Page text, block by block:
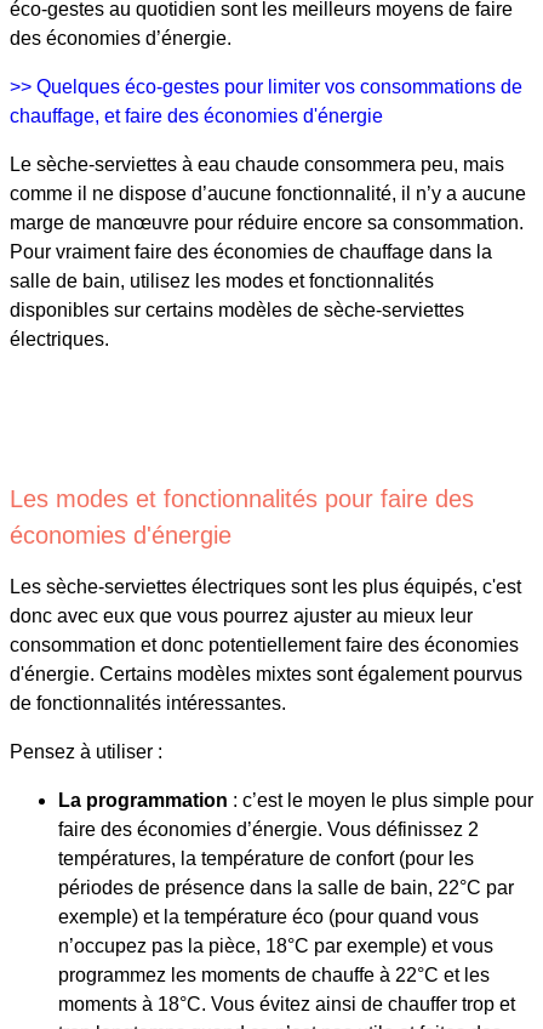
éco-gestes au quotidien sont les meilleurs moyens de faire
des économies d’énergie.
>> Quelques éco-gestes pour limiter vos consommations de
chauffage, et faire des économies d'énergie
Le sèche-serviettes à eau chaude consommera peu, mais
comme il ne dispose d’aucune fonctionnalité, il n’y a aucune
marge de manœuvre pour réduire encore sa consommation.
Pour vraiment faire des économies de chauffage dans la
salle de bain, utilisez les modes et fonctionnalités
disponibles sur certains modèles de sèche-serviettes
électriques.
Les modes et fonctionnalités pour faire des
économies d'énergie
Les sèche-serviettes électriques sont les plus équipés, c'est
donc avec eux que vous pourrez ajuster au mieux leur
consommation et donc potentiellement faire des économies
d'énergie. Certains modèles mixtes sont également pourvus
de fonctionnalités intéressantes.
Pensez à utiliser :
La programmation : c’est le moyen le plus simple pour
faire des économies d’énergie. Vous définissez 2
températures, la température de confort (pour les
périodes de présence dans la salle de bain, 22°C par
exemple) et la température éco (pour quand vous
n’occupez pas la pièce, 18°C par exemple) et vous
programmez les moments de chauffe à 22°C et les
moments à 18°C. Vous évitez ainsi de chauffer trop et